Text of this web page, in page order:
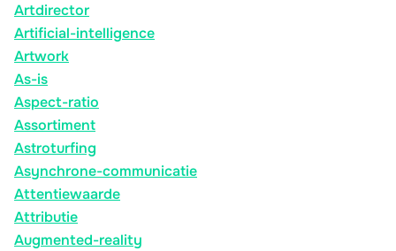
Artdirector
Artificial-intelligence
Artwork
As-is
Aspect-ratio
Assortiment
Astroturfing
Asynchrone-communicatie
Attentiewaarde
Attributie
Augmented-reality